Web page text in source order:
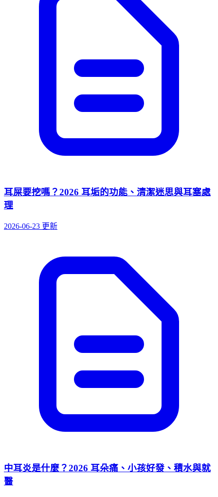
耳屎要挖嗎？2026 耳垢的功能、清潔迷思與耳塞處
理
2026-06-23 更新
中耳炎是什麼？2026 耳朵痛、小孩好發、積水與就
醫